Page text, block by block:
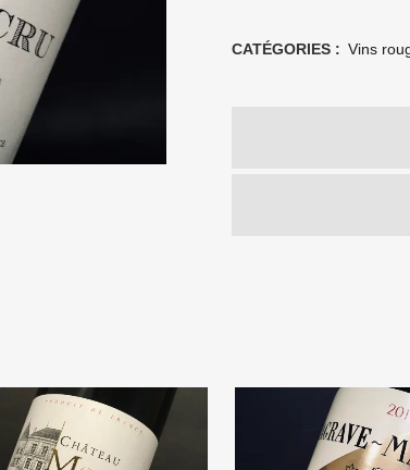
CATÉGORIES : Vins